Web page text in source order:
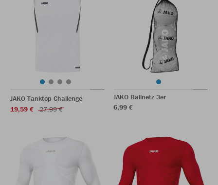
JAKO Tanktop Challenge
19,59 €
27,99 €
JAKO Ballnetz 3er
6,99 €